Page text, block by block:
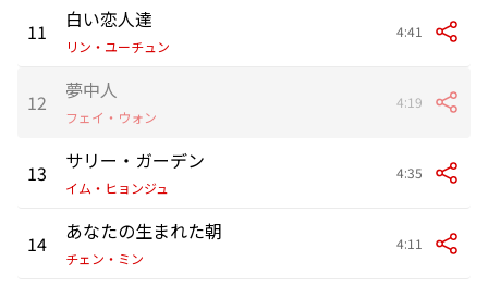
11 白い恋人達
リン・ユーチュン
4:41
12 夢中人
フェイ・ウォン
4:19
13 サリー・ガーデン
イム・ヒョンジュ
4:35
14 あなたの生まれた朝
チェン・ミン
4:11